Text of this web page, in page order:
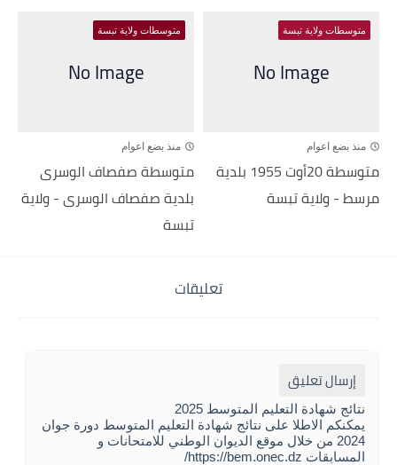
متوسطات ولاية تبسة
منذ بضع اعوام
متوسطة 20أوت 1955 بلدية
مرسط - ولاية تبسة
متوسطات ولاية تبسة
منذ بضع اعوام
متوسطة صفصاف الوسرى
بلدية صفصاف الوسرى - ولاية
تبسة
تعليقات
إرسال تعليق
نتائج شهادة التعليم المتوسط 2025
يمكنكم الاطلا على نتائج شهادة التعليم المتوسط دورة جوان
2024 من خلال موقع الديوان الوطني للامتحانات و
المسابقات https://bem.onec.dz/